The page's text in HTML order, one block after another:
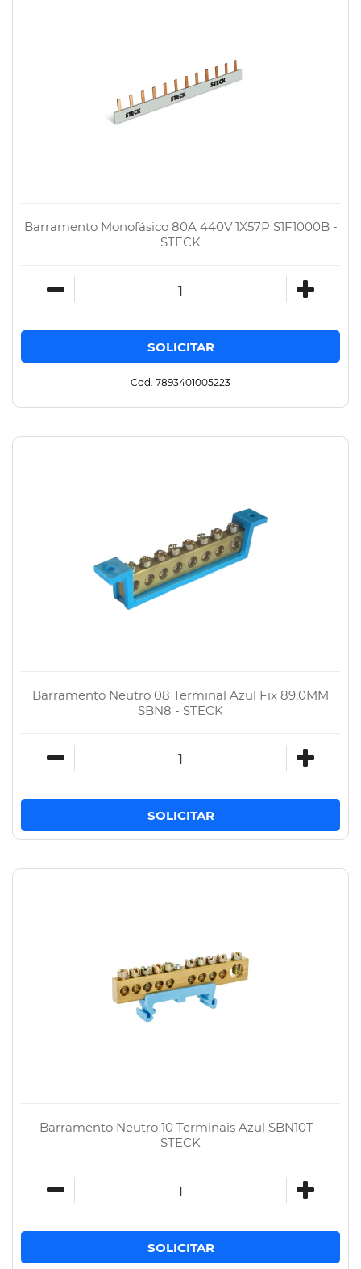
Barramento Monofásico 80A 440V 1X57P S1F1000B -
STECK
Cod. 7893401005223
Barramento Neutro 08 Terminal Azul Fix 89,0MM
SBN8 - STECK
Barramento Neutro 10 Terminais Azul SBN10T -
STECK